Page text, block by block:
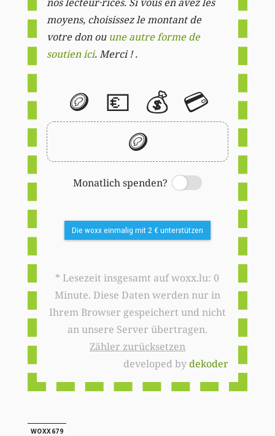
moyens, choisissez le montant de
votre don ou une autre forme de
soutien ici. Merci ! .
🪙 💶 💰 💳
🪙
Monatlich spenden?
Switch
Die woxx einmalig mit 2 € unterstützen
* Lesezeit insgesamt auf woxx.lu: 0
Minute. Diese Daten werden nur in
Ihrem Browser gespeichert und nicht
an unsere Server übertragen.
Zähler zurücksetzen
developed bydekoder
WOXX679